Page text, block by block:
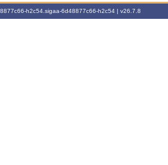
h2c54.sigaa-6d48877c66-h2c54 | v26.7.8